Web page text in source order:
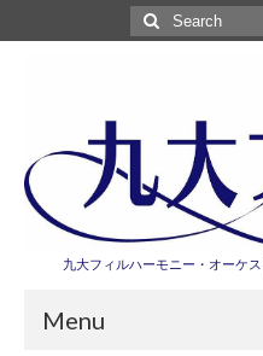
Search
for:
九大フィルハーモニー・オーケ
Menu